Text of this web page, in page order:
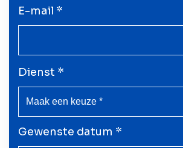
E-mail *
Dienst *
Gewenste datum *